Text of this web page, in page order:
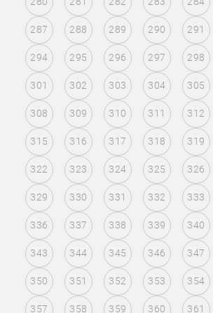
287 288 289 290 291
294 295 296 297 298
301 302 303 304 305
308 309 310 311 312
315 316 317 318 319
322 323 324 325 326
329 330 331 332 333
336 337 338 339 340
343 344 345 346 347
350 351 352 353 354
357 358 359 360 361